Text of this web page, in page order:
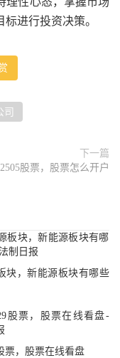
进行投资决策。
司
下一篇
股票，股票怎么开户
块，新能源板块有哪些
票，股票在线看盘